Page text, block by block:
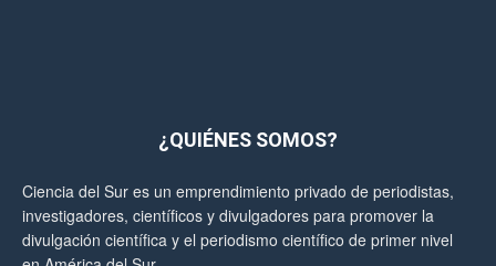
¿QUIÉNES SOMOS?
Ciencia del Sur es un emprendimiento privado de periodistas,
investigadores, científicos y divulgadores para promover la
divulgación científica y el periodismo científico de primer nivel